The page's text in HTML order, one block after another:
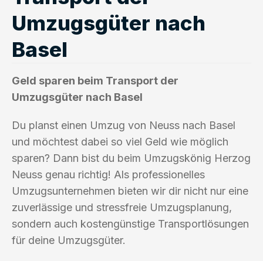
Umzugsgüter nach
Basel
Geld sparen beim Transport der
Umzugsgüter nach Basel
Du planst einen Umzug von Neuss nach Basel
und möchtest dabei so viel Geld wie möglich
sparen? Dann bist du beim Umzugskönig Herzog
Neuss genau richtig! Als professionelles
Umzugsunternehmen bieten wir dir nicht nur eine
zuverlässige und stressfreie Umzugsplanung,
sondern auch kostengünstige Transportlösungen
für deine Umzugsgüter.